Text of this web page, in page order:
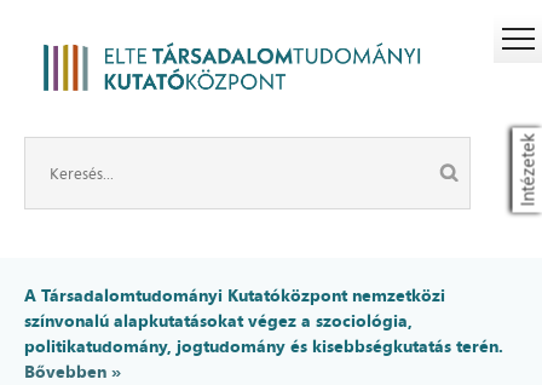
Intézetek
A Társadalomtudományi Kutatóközpont nemzetközi
színvonalú alapkutatásokat végez a szociológia,
politikatudomány, jogtudomány és kisebbségkutatás terén.
Bővebben »